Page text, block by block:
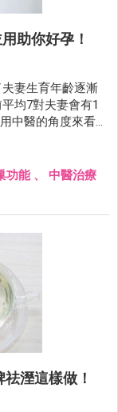
助你好孕！
妻生育年齡逐漸
均7對夫妻會有1
中醫的角度來看
功能、 中醫治療
溼這樣做！